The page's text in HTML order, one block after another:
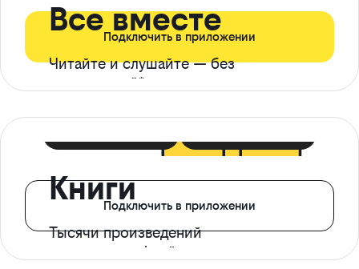
Все вместе
Читайте и слушайте — без
ограничений*
Подключить в приложении
Книги
Тысячи произведений
с доступом офлайн
Подключить в приложении